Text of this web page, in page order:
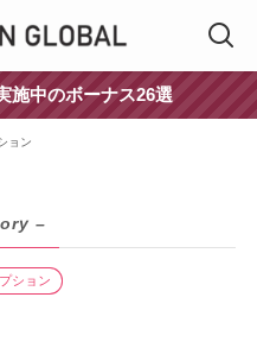
施中のボーナス26選
ョン
–
ション